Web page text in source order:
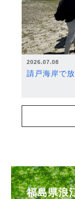
2026.07.08
請戸海岸で
福島県浪